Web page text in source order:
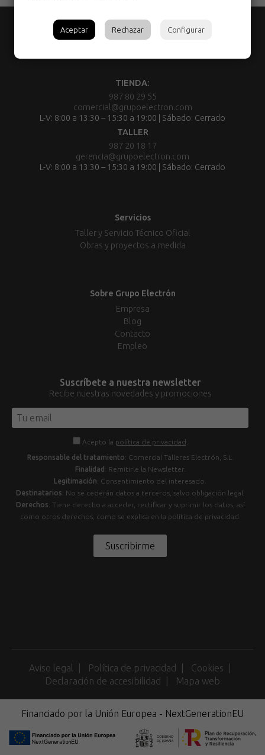
TIENDA:
987 80 29 55
comercial@grupoelectron.com
L-V: 8:00 a 13:30 – 15:30 a 19:00 | Sábado: Cerrado
TALLER
987 20 18 17
gerencia@grupoelectron.com
L-V: 8:00 a 13:30 – 15:30 a 19:00 | Sábado: Cerrado
Servicios
Taller y Servicio Técnico Oficial
Obras y proyectos a medida
Sobre Grupo Electrón
Empresa
Blog
Contacto
Empleo
Suscríbete a nuestra newsletter
Recibe nuestras novedades y promociones
Acepto la política de privacidad
Responsable del tratamiento: Comercial Talleres Electrón, S.L.
Finalidad : Remitirle la Newsletter.
Legitimación: Consentimiento del interesado.
Destinatarios: No se cederán datos a terceros, salvo obligación legal.
Derechos: Tiene derecho a acceder, rectificar y suprimir los datos, así
como otros derechos, como se explica en la política de privacidad.
Suscribirme
Aviso legal Política de privacidad
Cookies
Declaración de accesibilidad
Mapa web
Financiado por la Unión Europea - NextGenerationEU
Aceptar Rechazar Configurar